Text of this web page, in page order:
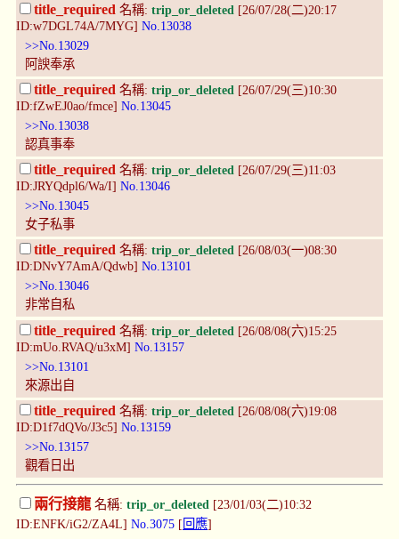
title_required 名稱: trip_or_deleted [26/07/28(二)20:17
ID:w7DGL74A/7MYG] No.13038
>>No.13029
阿諛奉承
title_required 名稱: trip_or_deleted [26/07/29(三)10:30
ID:fZwEJ0ao/fmce] No.13045
>>No.13038
認真事奉
title_required 名稱: trip_or_deleted [26/07/29(三)11:03
ID:JRYQdpl6/Wa/I] No.13046
>>No.13045
女子私事
title_required 名稱: trip_or_deleted [26/08/03(一)08:30
ID:DNvY7AmA/Qdwb] No.13101
>>No.13046
非常自私
title_required 名稱: trip_or_deleted [26/08/08(六)15:25
ID:mUo.RVAQ/u3xM] No.13157
>>No.13101
來源出自
title_required 名稱: trip_or_deleted [26/08/08(六)19:08
ID:D1f7dQVo/J3c5] No.13159
>>No.13157
觀看日出
兩行接龍名稱: trip_or_deleted [23/01/03(二)10:32
ID:ENFK/iG2/ZA4L] No.3075 [ 回應]